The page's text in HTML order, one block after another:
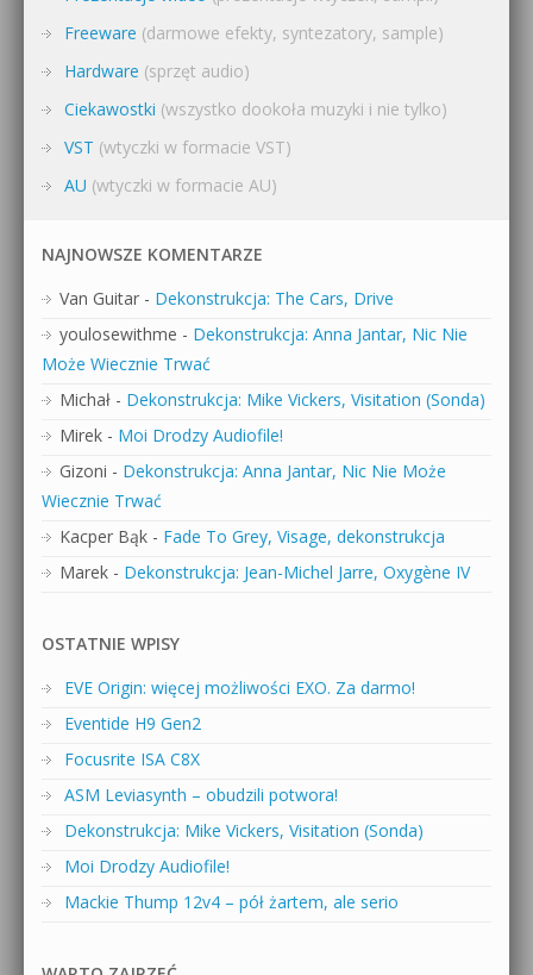
Freeware (darmowe efekty, syntezatory, sample)
Hardware (sprzęt audio)
Ciekawostki (wszystko dookoła muzyki i nie tylko)
VST (wtyczki w formacie VST)
AU (wtyczki w formacie AU)
NAJNOWSZE KOMENTARZE
Van Guitar - Dekonstrukcja: The Cars, Drive
youlosewithme - Dekonstrukcja: Anna Jantar, Nic Nie
Może Wiecznie Trwać
Michał - Dekonstrukcja: Mike Vickers, Visitation (Sonda)
Mirek - Moi Drodzy Audiofile!
Gizoni - Dekonstrukcja: Anna Jantar, Nic Nie Może
Wiecznie Trwać
Kacper Bąk - Fade To Grey, Visage, dekonstrukcja
Marek - Dekonstrukcja: Jean-Michel Jarre, Oxygène IV
OSTATNIE WPISY
EVE Origin: więcej możliwości EXO. Za darmo!
Eventide H9 Gen2
Focusrite ISA C8X
ASM Leviasynth – obudzili potwora!
Dekonstrukcja: Mike Vickers, Visitation (Sonda)
Moi Drodzy Audiofile!
Mackie Thump 12v4 – pół żartem, ale serio